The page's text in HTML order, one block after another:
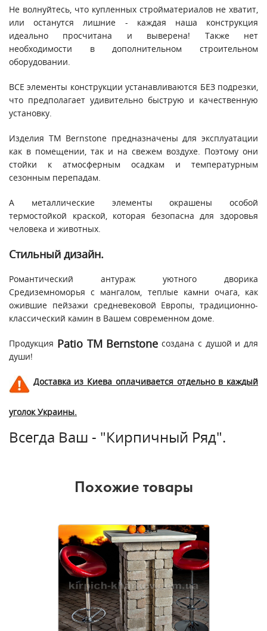
Не волнуйтесь, что купленных стройматериалов не хватит,
или останутся лишние - каждая наша конструкция
идеально просчитана и выверена! Также нет
необходимости в дополнительном строительном
оборудовании.
ВСЕ элементы конструкции устанавливаются БЕЗ подрезки,
что предполагает удивительно быструю и качественную
установку.
Изделия ТМ Bernstone предназначены для эксплуатации
как в помещении, так и на свежем воздухе. Поэтому они
стойки к атмосферным осадкам и температурным
сезонным перепадам.
А металлические элементы окрашены особой
термостойкой краской, которая безопасна для здоровья
человека и животных.
Стильный дизайн.
Романтический антураж уютного дворика
Средиземноморья с мангалом, теплые камни очага, как
ожившие пейзажи средневековой Европы, традиционно-
классический камин в Вашем современном доме.
Продукция Patio ТМ Bernstone создана с душой и для
души!
Доставка из Киева оплачивается отдельно в каждый
уголок Украины.
Всегда Ваш - "Кирпичный Ряд".
Похожие товары